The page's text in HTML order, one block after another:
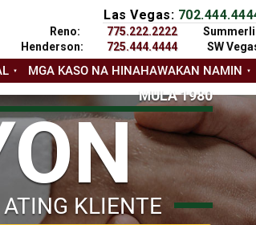
Las Vegas:
Reno:
775.222.2222
Henderson:
725.444.4444
SW
MGA KASO NA HINAHAWAKAN NAMIN
MULA 1980
KLIENTE